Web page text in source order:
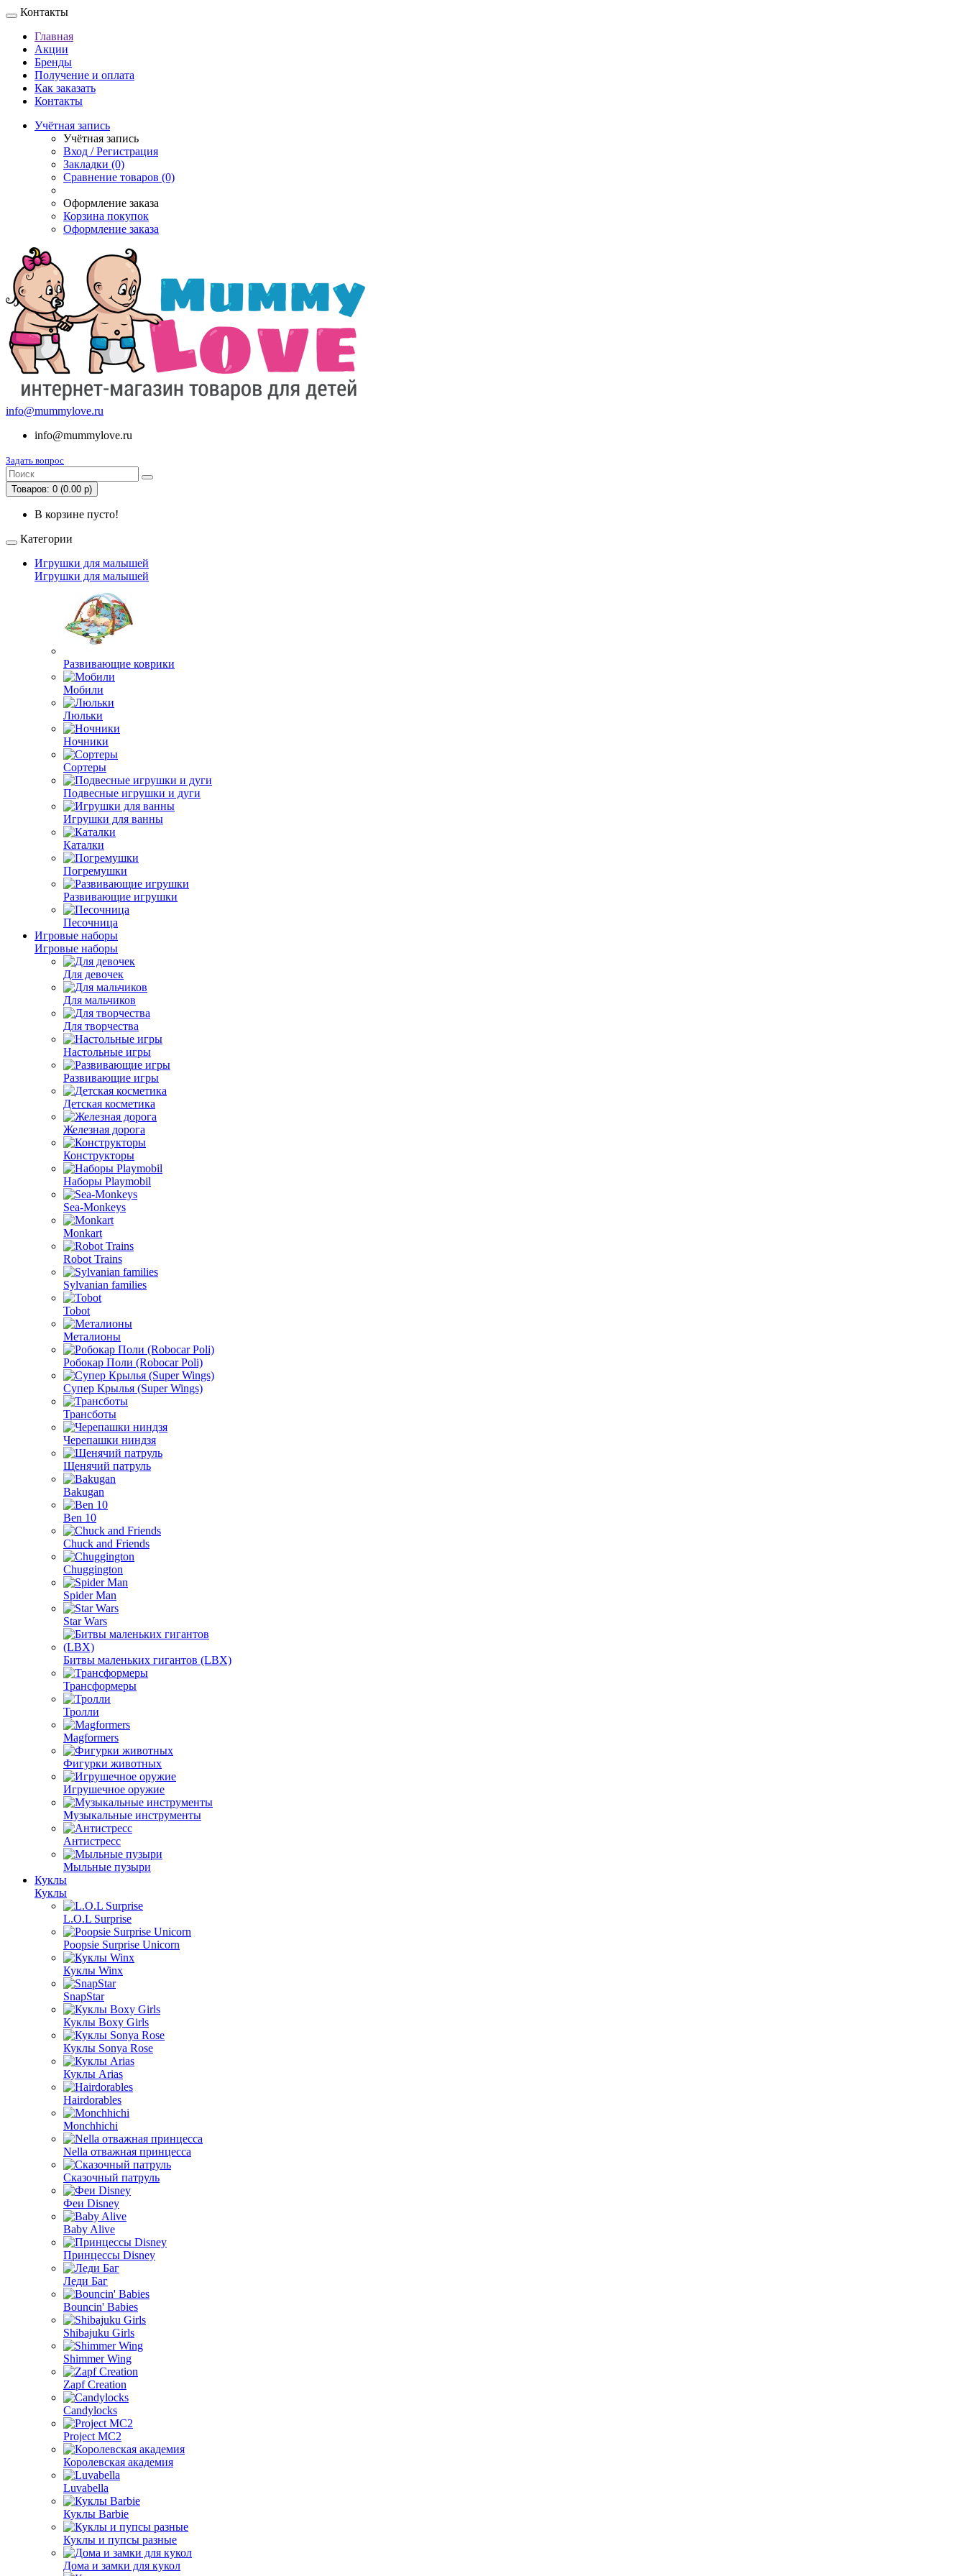
Контакты
Главная
Акции
Бренды
Получение и оплата
Как заказать
Контакты
Учётная запись
Учётная запись
Вход / Регистрация
Закладки (0)
Сравнение товаров (0)
Оформление заказа
Корзина покупок
Оформление заказа
info@mummylove.ru
info@mummylove.ru
Задать вопрос
Товаров: 0 (0.00 р)
В корзине пусто!
Категории
Игрушки для малышей
Игрушки для малышей
Развивающие коврики
Мобили
Люльки
Ночники
Сортеры
Подвесные игрушки и дуги
Игрушки для ванны
Каталки
Погремушки
Развивающие игрушки
Песочница
Игровые наборы
Игровые наборы
Для девочек
Для мальчиков
Для творчества
Настольные игры
Развивающие игры
Детская косметика
Железная дорога
Конструкторы
Наборы Playmobil
Sea-Monkeys
Monkart
Robot Trains
Sylvanian families
Tobot
Металионы
Робокар Поли (Robocar Poli)
Супер Крылья (Super Wings)
Трансботы
Черепашки ниндзя
Щенячий патруль
Bakugan
Ben 10
Chuck and Friends
Chuggington
Spider Man
Star Wars
Битвы маленьких гигантов (LBX)
Трансформеры
Тролли
Magformers
Фигурки животных
Игрушечное оружие
Музыкальные инструменты
Антистресс
Мыльные пузыри
Куклы
Куклы
L.O.L Surprise
Poopsie Surprise Unicorn
Куклы Winx
SnapStar
Куклы Boxy Girls
Куклы Sonya Rose
Куклы Arias
Hairdorables
Monchhichi
Nella отважная принцесса
Сказочный патруль
Феи Disney
Baby Alive
Принцессы Disney
Леди Баг
Bouncin' Babies
Shibajuku Girls
Shimmer Wing
Zapf Creation
Candylocks
Project MС2
Королевская академия
Luvabella
Куклы Barbie
Куклы и пупсы разные
Дома и замки для кукол